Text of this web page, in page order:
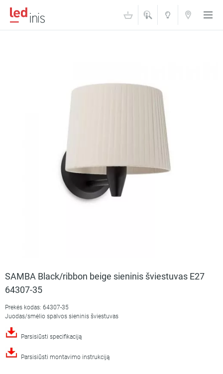
ŠVIESOS KONTAKTAI
SAMBA Black/ribbon beige sieninis šviestuvas E27
64307-35
Prekės kodas: 64307-35
Juodas/smėlio spalvos sieninis šviestuvas
Parsisiūsti specifikaciją
Parsisiūsti montavimo instrukciją